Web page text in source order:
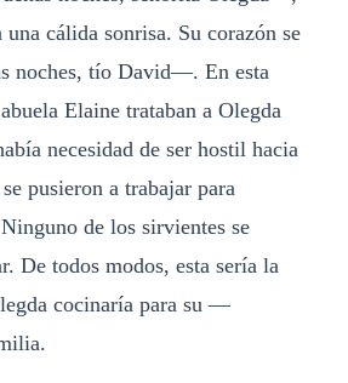
cálida sonrisa. Su corazón se
noches, tío David—. En esta
Elaine trataban a Olegda
necesidad de ser hostil hacia
pusieron a trabajar para
de los sirvientes se
De todos modos, esta sería la
cocinaría para su —